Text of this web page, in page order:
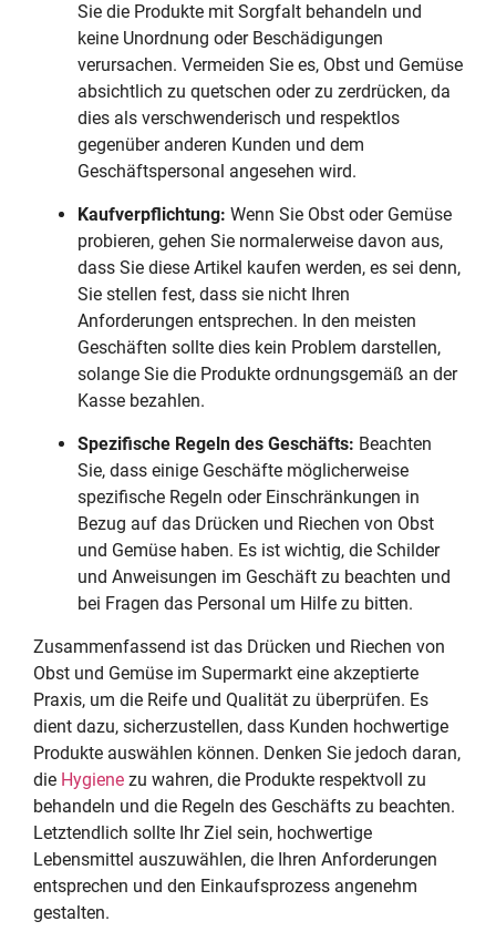
Sie die Produkte mit Sorgfalt behandeln und
keine Unordnung oder Beschädigungen
verursachen. Vermeiden Sie es, Obst und Gemüse
absichtlich zu quetschen oder zu zerdrücken, da
dies als verschwenderisch und respektlos
gegenüber anderen Kunden und dem
Geschäftspersonal angesehen wird.
Kaufverpflichtung: Wenn Sie Obst oder Gemüse
probieren, gehen Sie normalerweise davon aus,
dass Sie diese Artikel kaufen werden, es sei denn,
Sie stellen fest, dass sie nicht Ihren
Anforderungen entsprechen. In den meisten
Geschäften sollte dies kein Problem darstellen,
solange Sie die Produkte ordnungsgemäß an der
Kasse bezahlen.
Spezifische Regeln des Geschäfts: Beachten
Sie, dass einige Geschäfte möglicherweise
spezifische Regeln oder Einschränkungen in
Bezug auf das Drücken und Riechen von Obst
und Gemüse haben. Es ist wichtig, die Schilder
und Anweisungen im Geschäft zu beachten und
bei Fragen das Personal um Hilfe zu bitten.
Zusammenfassend ist das Drücken und Riechen von
Obst und Gemüse im Supermarkt eine akzeptierte
Praxis, um die Reife und Qualität zu überprüfen. Es
dient dazu, sicherzustellen, dass Kunden hochwertige
Produkte auswählen können. Denken Sie jedoch daran,
die Hygiene zu wahren, die Produkte respektvoll zu
behandeln und die Regeln des Geschäfts zu beachten.
Letztendlich sollte Ihr Ziel sein, hochwertige
Lebensmittel auszuwählen, die Ihren Anforderungen
entsprechen und den Einkaufsprozess angenehm
gestalten.